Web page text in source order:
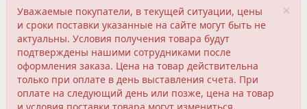
×
Уважаемые покупатели, в текущей ситуации, цены
и сроки поставки указанные на сайте могут быть не
актуальны. Условия получения товара будут
подтверждены нашими сотрудниками после
оформления заказа. Цена на товар действительна
только при оплате в день выставления счета. При
оплате на следующий день или позже, цена на товар